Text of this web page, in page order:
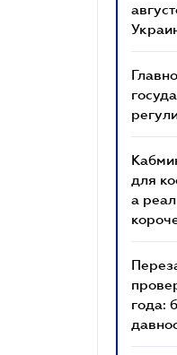
для
а
года: